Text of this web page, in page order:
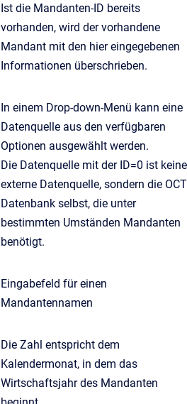
Ist die Mandanten-ID bereits
vorhanden, wird der vorhandene
Mandant mit den hier eingegebenen
Informationen überschrieben.
In einem Drop-down-Menü kann eine
Datenquelle aus den verfügbaren
Optionen ausgewählt werden.
Die Datenquelle mit der ID=0 ist keine
externe Datenquelle, sondern die OCT
Datenbank selbst, die unter
bestimmten Umständen Mandanten
benötigt.
Eingabefeld für einen
Mandantennamen
Die Zahl entspricht dem
Kalendermonat, in dem das
Wirtschaftsjahr des Mandanten